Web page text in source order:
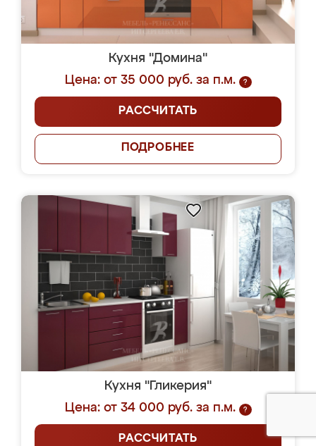
Кухня "Домина"
Цена: от 35 000 руб. за п.м.
?
РАССЧИТАТЬ
ПОДРОБНЕЕ
Кухня "Гликерия"
Цена: от 34 000 руб. за п.м.
?
РАССЧИТАТЬ